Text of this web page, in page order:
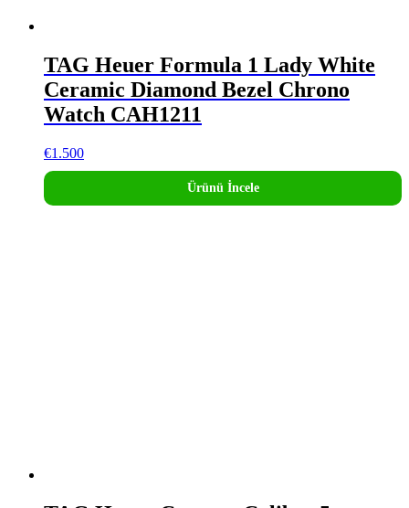
TAG Heuer Formula 1 Lady White
Ceramic Diamond Bezel Chrono
Watch CAH1211
€1.500
Ürünü İncele